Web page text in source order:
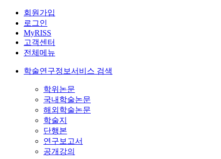
회원가입
로그인
MyRISS
고객센터
전체메뉴
학술연구정보서비스 검색
학위논문
국내학술논문
해외학술논문
학술지
단행본
연구보고서
공개강의